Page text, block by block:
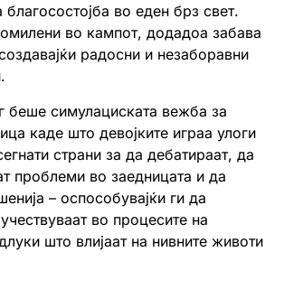
благосостојба во еден брз свет.
во кампот, додадоа забава
радосни и незаборавни
беше симулациската вежба за
каде што девојките играа улоги
страни за да дебатираат, да
проблеми во заедницата и да
– оспособувајќи ги да
во процесите на
што влијаат на нивните животи